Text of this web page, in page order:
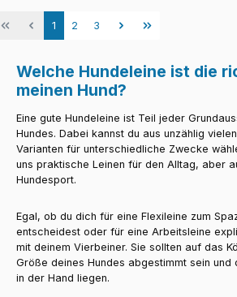
Seite
1 Seite
2 Seite
3
Welche Hundeleine ist die
meinen Hund?
Eine gute Hundeleine ist Teil jeder
Hundes. Dabei kannst du aus unzählig
Varianten für unterschiedliche Zwecke
uns praktische Leinen für den Alltag, aber
Hundesport.
Egal, ob du dich für eine Flexileine zum
entscheidest oder für eine Arbeitsleine
mit deinem Vierbeiner. Sie sollten auf das
Größe deines Hundes abgestimmt sein und
in der Hand liegen.